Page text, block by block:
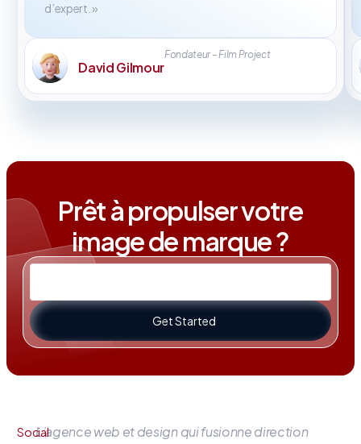
d’expert. »
David Gilmour
Fondateur – Film Project
Prêt à propulser votre
image de marque ?
Get Started
L’agence web et design qui fusionne direction
Social